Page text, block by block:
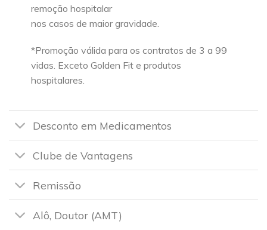
remoção hospitalar
nos casos de maior gravidade.
*Promoção válida para os contratos de 3 a 99
vidas. Exceto Golden Fit e produtos
hospitalares.
Desconto em Medicamentos
Clube de Vantagens
Remissão
Alô, Doutor (AMT)